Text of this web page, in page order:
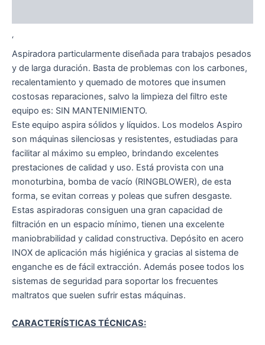
‘
Aspiradora particularmente diseñada para trabajos pesados
y de larga duración. Basta de problemas con los carbones,
recalentamiento y quemado de motores que insumen
costosas reparaciones, salvo la limpieza del filtro este
equipo es: SIN MANTENIMIENTO.
Este equipo aspira sólidos y líquidos. Los modelos Aspiro
son máquinas silenciosas y resistentes, estudiadas para
facilitar al máximo su empleo, brindando excelentes
prestaciones de calidad y uso. Está provista con una
monoturbina, bomba de vacío (RINGBLOWER), de esta
forma, se evitan correas y poleas que sufren desgaste.
Estas aspiradoras consiguen una gran capacidad de
filtración en un espacio mínimo, tienen una excelente
maniobrabilidad y calidad constructiva. Depósito en acero
INOX de aplicación más higiénica y gracias al sistema de
enganche es de fácil extracción. Además posee todos los
sistemas de seguridad para soportar los frecuentes
maltratos que suelen sufrir estas máquinas.
CARACTERÍSTICAS TÉCNICAS: